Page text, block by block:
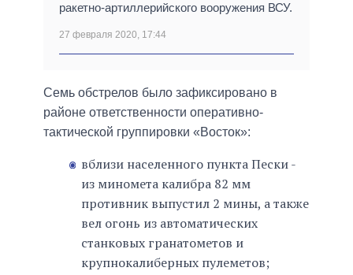
ракетно-артиллерийского вооружения ВСУ.
27 февраля 2020, 17:44
Семь обстрелов было зафиксировано в
районе ответственности оперативно-
тактической группировки «Восток»:
вблизи населенного пункта Пески -
из миномета калибра 82 мм
противник выпустил 2 мины, а также
вел огонь из автоматических
станковых гранатометов и
крупнокалиберных пулеметов;